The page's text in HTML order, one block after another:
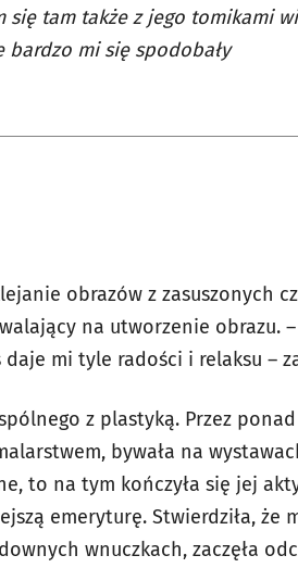
się tam także z jego tomikami
mi się spodobały
obrazów z zasuszonych
na utworzenie obrazu.
mi tyle radości i relaksu –
z plastyką. Przez
bywała na
to na tym kończyła się jej
emeryturę. Stwierdziła, że
wnuczkach, zaczęła